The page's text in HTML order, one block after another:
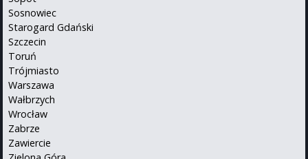
Sosnowiec
Starogard Gdański
Szczecin
Toruń
Trójmiasto
Warszawa
Wałbrzych
Wrocław
Zabrze
Zawiercie